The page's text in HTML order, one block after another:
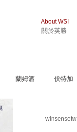
About WSI
關於英勝
蘭姆酒 伏特加
winsensetw